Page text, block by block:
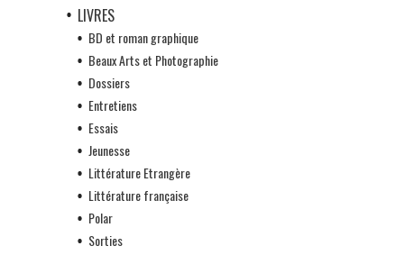
LIVRES
BD et roman graphique
Beaux Arts et Photographie
Dossiers
Entretiens
Essais
Jeunesse
Littérature Etrangère
Littérature française
Polar
Sorties